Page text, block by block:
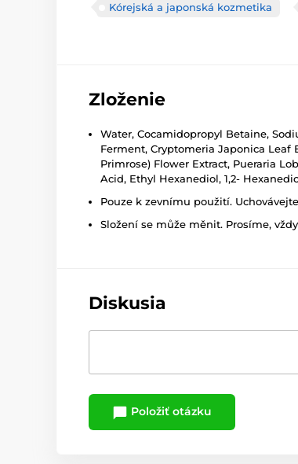
Kórejská a japonská kozmetika
Zloženie
Water, Cocamidopropyl Betaine,
Ferment, Cryptomeria Japonica Leaf
Primrose) Flower Extract, Pueraria
Acid, Ethyl Hexanediol, 1,2-
Pouze k zevnímu použití.
Složení se může měnit. Prosíme,
Diskusia
Položiť otázku